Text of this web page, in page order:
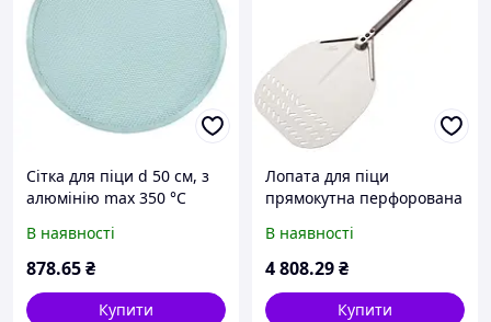
Сітка для піци d 50 см, з
алюмінію max 350 °C
В наявності
878.65₴
Купити
Лопата для піци
прямокутна перфорована
120 см, повний розмір 1
В наявності
4 808.29₴
Купити